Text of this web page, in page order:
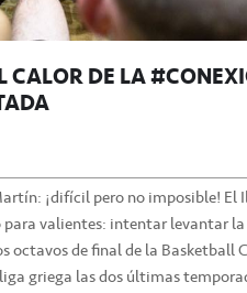
CALOR DE LA
¡difícil pero no imposible! El
valientes: intentar levantar la
octavos de final de la Basketball
griega las dos últimas